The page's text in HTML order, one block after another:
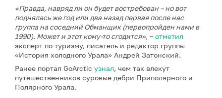
«Правда, навряд ли он будет востребован – но вот
поднялась же год или два назад первая после нас
группа на соседний Обманщик (первопройден нами в
1990). Может и этот кому-то сгодится», – отметил
эксперт по туризму, писатель и редактор группы
«История холодного Урала» Андрей Затонский.
Ранее портал GoArctic узнал, чем так влекут
путешественников суровые дебри Приполярного и
Полярного Урала.